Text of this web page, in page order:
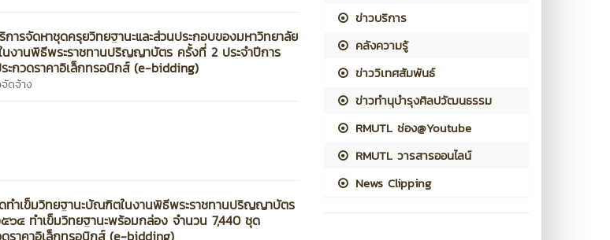
การจัดหาชุดครุยวิทยฐานะและส่วนประกอบของมหาวิทยาลัย
นงานพิธีพระราชทานปริญญาบัตร ครั้งที่ 2 ประจำปีการ
ะกวดราคาอิเล็กทรอนิกส์ (e-bidding)
ดจ้าง
ดทำเข็มวิทยฐานะบัณฑิตในงานพิธีพระราชทานปริญญาบัตร
๔ ทำเข็มวิทยฐานะพร้อมกล่อง จำนวน 7,440 ชุด
ราคาอิเล็กทรอนิกส์ (e-bidding)
ข่าวบริการ
คลังความรู้
ข่าววิเทศสัมพันธ์
ข่าวทำนุบำรุงศิลปวัฒนธรรม
RMUTL ช่อง@Youtube
RMUTL วารสารออนไลน์
News Clipping